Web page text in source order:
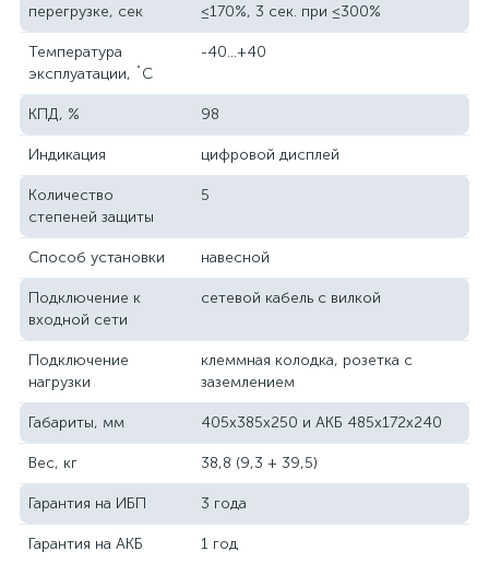
перегрузке, сек
≤170%, 3 сек. при ≤300%
Температура
эксплуатации, ˚С
-40...+40
КПД, % 98
Индикация цифровой дисплей
Количество
степеней защиты
5
Способ установки навесной
Подключение к
входной сети
сетевой кабель с вилкой
Подключение
нагрузки
клеммная колодка, розетка с
заземлением
Габариты, мм 405х385х250 и АКБ 485х172х240
Вес, кг 38,8 (9,3 + 39,5)
Гарантия на ИБП 3 года
Гарантия на АКБ 1 год